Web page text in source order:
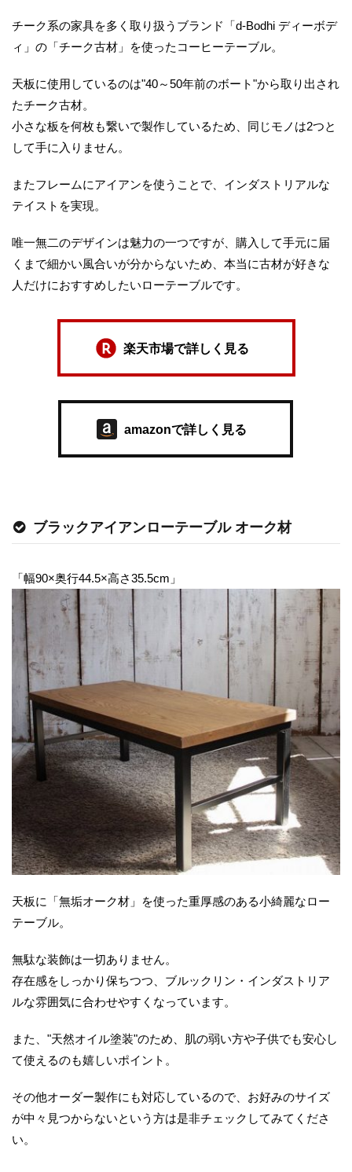
チーク系の家具を多く取り扱うブランド「d-Bodhi ディーボデ
ィ」の「チーク古材」を使ったコーヒーテーブル。
天板に使用しているのは"40～50年前のボート"から取り出され
たチーク古材。
小さな板を何枚も繋いで製作しているため、同じモノは2つと
して手に入りません。
またフレームにアイアンを使うことで、インダストリアルな
テイストを実現。
唯一無二のデザインは魅力の一つですが、購入して手元に届
くまで細かい風合いが分からないため、本当に古材が好きな
人だけにおすすめしたいローテーブルです。
楽天市場で詳しく見る
amazonで詳しく見る
ブラックアイアンローテーブル オーク材
「幅90×奥行44.5×高さ35.5cm」
天板に「無垢オーク材」を使った重厚感のある小綺麗なロー
テーブル。
無駄な装飾は一切ありません。
存在感をしっかり保ちつつ、ブルックリン・インダストリア
ルな雰囲気に合わせやすくなっています。
また、"天然オイル塗装"のため、肌の弱い方や子供でも安心し
て使えるのも嬉しいポイント。
その他オーダー製作にも対応しているので、お好みのサイズ
が中々見つからないという方は是非チェックしてみてくださ
い。